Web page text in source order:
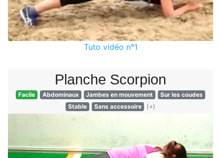
Tuto vidéo n°1
Planche Scorpion
Facile Abdominaux Jambes en mouvement
Sur les coudes
Stable
Sans accessoire (+)